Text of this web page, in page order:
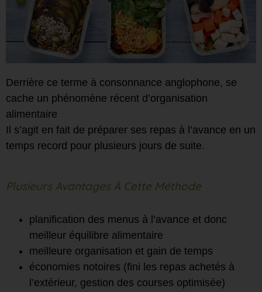
Derrière ce terme à consonnance anglophone, se
cache un phénomène récent d’organisation
alimentaire
Il s’agit en fait de préparer ses repas à l’avance en un
temps record pour plusieurs jours de suite.
Plusieurs Avantages À Cette Méthode
planification des menus à l’avance et donc
meilleur équilibre alimentaire
meilleure organisation et gain de temps
économies notoires (fini les repas achetés à
l’extérieur, gestion des courses optimisée)